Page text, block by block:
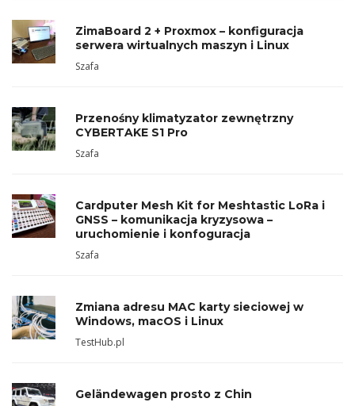
ZimaBoard 2 + Proxmox – konfiguracja
serwera wirtualnych maszyn i Linux
Szafa
Przenośny klimatyzator zewnętrzny
CYBERTAKE S1 Pro
Szafa
Cardputer Mesh Kit for Meshtastic LoRa i
GNSS – komunikacja kryzysowa –
uruchomienie i konfoguracja
Szafa
Zmiana adresu MAC karty sieciowej w
Windows, macOS i Linux
TestHub.pl
Geländewagen prosto z Chin